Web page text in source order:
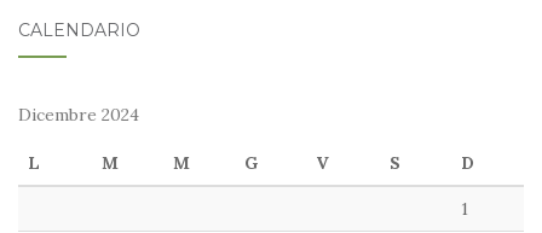
CALENDARIO
Dicembre 2024
L M M G V S D
1